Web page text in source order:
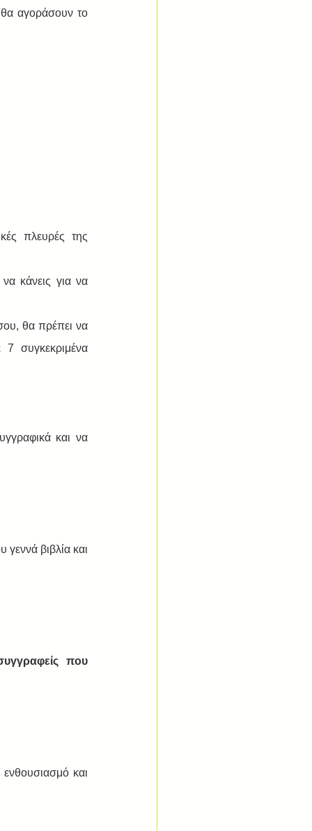
αγοράσουν το
πλευρές της
κάνεις για να
θα πρέπει να
συγκεκριμένα
και να
βιβλία και
που
και